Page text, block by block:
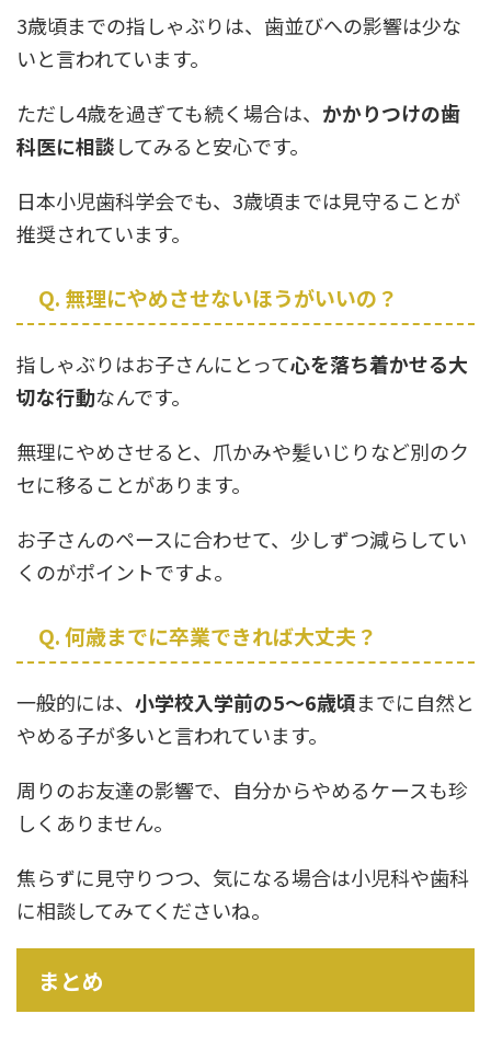
3歳頃までの指しゃぶりは、歯並びへの影響は少な
いと言われています。
ただし4歳を過ぎても続く場合は、 かかりつけの歯
科医に相談してみると安心です。
日本小児歯科学会でも、3歳頃までは見守ることが
推奨されています。
Q. 無理にやめさせないほうがいいの？
指しゃぶりはお子さんにとって心を落ち着かせる大
切な行動なんです。
無理にやめさせると、爪かみや髪いじりなど別のク
セに移ることがあります。
お子さんのペースに合わせて、少しずつ減らしてい
くのがポイントですよ。
Q. 何歳までに卒業できれば大丈夫？
一般的には、 小学校入学前の5〜6歳頃までに自然と
やめる子が多いと言われています。
周りのお友達の影響で、自分からやめるケースも珍
しくありません。
焦らずに見守りつつ、気になる場合は小児科や歯科
に相談してみてくださいね。
まとめ